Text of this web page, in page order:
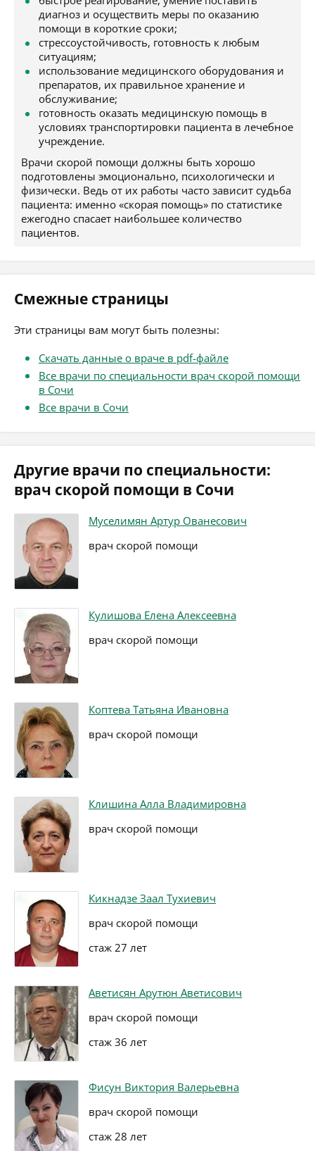
диагноз и осуществить меры по оказанию
помощи в короткие сроки;
стрессоустойчивость, готовность к любым
ситуациям;
использование медицинского оборудования и
препаратов, их правильное хранение и
обслуживание;
готовность оказать медицинскую помощь в
условиях транспортировки пациента в лечебное
учреждение.
Врачи скорой помощи должны быть хорошо
подготовлены эмоционально, психологически и
физически. Ведь от их работы часто зависит судьба
пациента: именно «скорая помощь» по статистике
ежегодно спасает наибольшее количество
пациентов.
Смежные страницы
Эти страницы вам могут быть полезны:
Скачать данные о враче в pdf-файле
Все врачи по специальности врач скорой помощи
в Сочи
Все врачи в Сочи
Другие врачи по специальности:
врач скорой помощи в Сочи
Муселимян Артур Ованесович
врач скорой помощи
Кулишова Елена Алексеевна
врач скорой помощи
Коптева Татьяна Ивановна
врач скорой помощи
Клишина Алла Владимировна
врач скорой помощи
Кикнадзе Заал Тухиевич
врач скорой помощи
стаж 27 лет
Аветисян Арутюн Аветисович
врач скорой помощи
стаж 36 лет
Фисун Виктория Валерьевна
врач скорой помощи
стаж 28 лет